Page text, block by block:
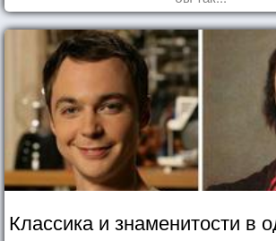
Классика и знаменитости в